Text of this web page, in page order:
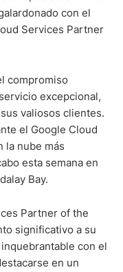
con el
Services Partner
compromiso
excepcional,
valiosos clientes.
el Google Cloud
la nube más
esta semana en
Bay.
Partner of the
significativo a su
con el
en un